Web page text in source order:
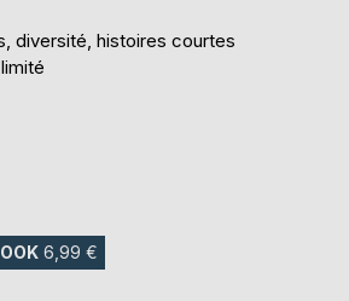
diversité, histoires courtes
6,99 €